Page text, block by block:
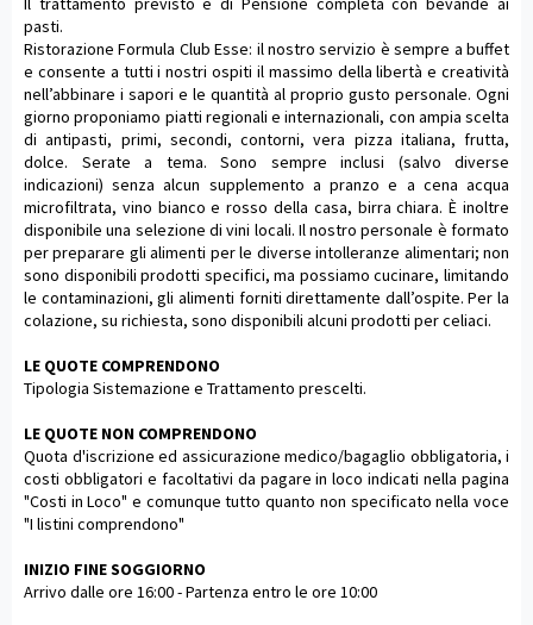
pasti.
Ristorazione Formula Club Esse: il nostro servizio è sempre a buffet
e consente a tutti i nostri ospiti il massimo della libertà e creatività
nell’abbinare i sapori e le quantità al proprio gusto personale. Ogni
giorno proponiamo piatti regionali e internazionali, con ampia scelta
di antipasti, primi, secondi, contorni, vera pizza italiana, frutta,
dolce. Serate a tema. Sono sempre inclusi (salvo diverse
indicazioni) senza alcun supplemento a pranzo e a cena acqua
microfiltrata, vino bianco e rosso della casa, birra chiara. È inoltre
disponibile una selezione di vini locali. Il nostro personale è formato
per preparare gli alimenti per le diverse intolleranze alimentari; non
sono disponibili prodotti specifici, ma possiamo cucinare, limitando
le contaminazioni, gli alimenti forniti direttamente dall’ospite. Per la
colazione, su richiesta, sono disponibili alcuni prodotti per celiaci.
LE QUOTE COMPRENDONO
Tipologia Sistemazione e Trattamento prescelti.
LE QUOTE NON COMPRENDONO
Quota d'iscrizione ed assicurazione medico/bagaglio obbligatoria, i
costi obbligatori e facoltativi da pagare in loco indicati nella pagina
"Costi in Loco" e comunque tutto quanto non specificato nella voce
"I listini comprendono"
INIZIO FINE SOGGIORNO
Arrivo dalle ore 16:00 - Partenza entro le ore 10:00